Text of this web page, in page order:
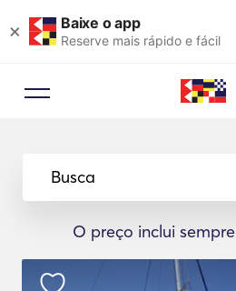
× Baixe o app
Reserve mais rápido e fácil
Busca
O preço inclui